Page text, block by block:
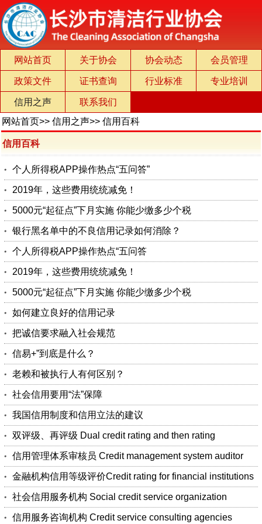
网站首页 关于协会 协会动态 会员管理
政策文件 证书查询 行业标准 专业培训
信用之声
联系我们
网站首页>> 信用之声>> 信用百科
信用百科
个人所得税APP操作热点“五问答”
2019年，这些费用统统减免！
5000元“起征点”下月实施 你能少缴多少个税
银行黑名单中的不良信用记录如何消除？
个人所得税APP操作热点“五问答
2019年，这些费用统统减免！
5000元“起征点”下月实施 你能少缴多少个税
如何建立良好的信用记录
把诚信要求融入社会规范
信易+”到底是什么？
老赖和被执行人有何区别？
社会信用要用“法”保障
我国信用制度和信用立法的建议
双评级、再评级 Dual credit rating and then rating
信用管理体系审核员 Credit management system auditor
金融机构信用等级评价Credit rating for financial institutions
社会信用服务机构 Social credit service organization
信用服务咨询机构 Credit service consulting agencies